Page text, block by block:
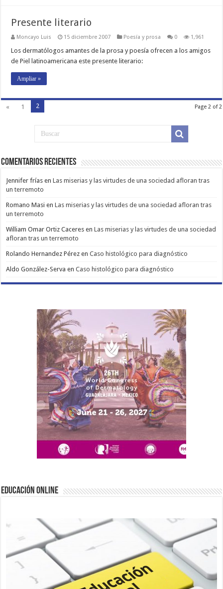
Presente literario
Moncayo Luis 15 diciembre 2007 Poesí­a y prosa 0 1,961
Los dermatólogos amantes de la prosa y poesía ofrecen a los amigos
de Piel latinoamericana este presente literario:
Ampliar »
Page 2 of 2
« 1 2
Comentarios Recientes
Jennifer frías enLas miserias y las virtudes de una sociedad afloran tras
un terremoto
Romano Masi enLas miserias y las virtudes de una sociedad afloran tras
un terremoto
William Omar Ortiz Caceres enLas miserias y las virtudes de una sociedad
afloran tras un terremoto
Rolando Hernandez Pérez enCaso histológico para diagnóstico
Aldo González-Serva enCaso histológico para diagnóstico
EDUCACIÓN ONLINE